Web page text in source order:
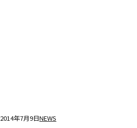
2014年7月9日NEWS